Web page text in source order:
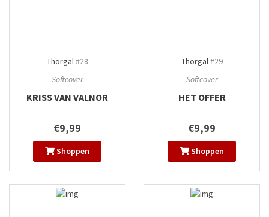
Thorgal#28
Softcover
KRISS VAN VALNOR
€9,99
Shoppen
Thorgal#29
Softcover
HET OFFER
€9,99
Shoppen